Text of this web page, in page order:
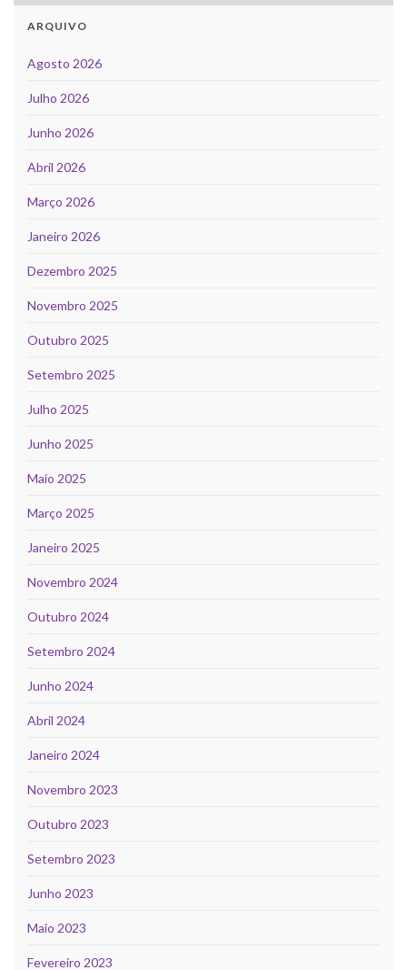
ARQUIVO
Agosto 2026
Julho 2026
Junho 2026
Abril 2026
Março 2026
Janeiro 2026
Dezembro 2025
Novembro 2025
Outubro 2025
Setembro 2025
Julho 2025
Junho 2025
Maio 2025
Março 2025
Janeiro 2025
Novembro 2024
Outubro 2024
Setembro 2024
Junho 2024
Abril 2024
Janeiro 2024
Novembro 2023
Outubro 2023
Setembro 2023
Junho 2023
Maio 2023
Fevereiro 2023